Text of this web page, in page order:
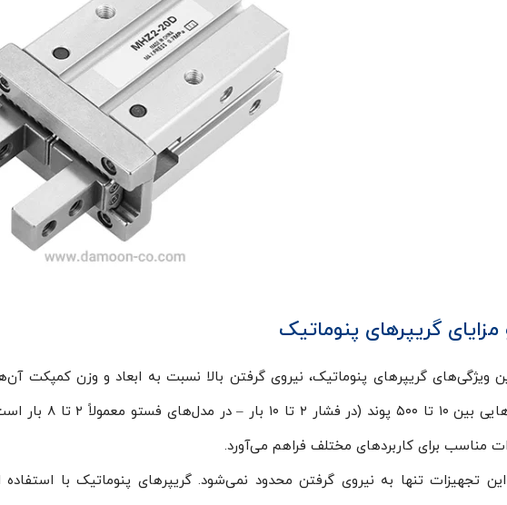
گریپرهای پنوماتیک
ویژگی‌های گریپرهای پنوماتیک، نیروی گرفتن بالا نسبت به ابعاد و وزن کمپکت
می‌توانند
مناسب برای کاربردهای مختلف فراهم می‌آورد.
تجهیزات تنها به نیروی گرفتن محدود نمی‌شود. گریپرهای پنوماتیک با